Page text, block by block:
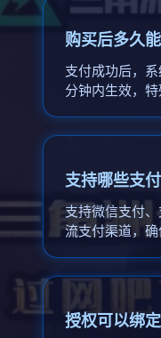
购买后多久
支付成功后，
分钟内生效，特
支持哪些支付
支持微信支付
流支付渠道，确
授权可以绑